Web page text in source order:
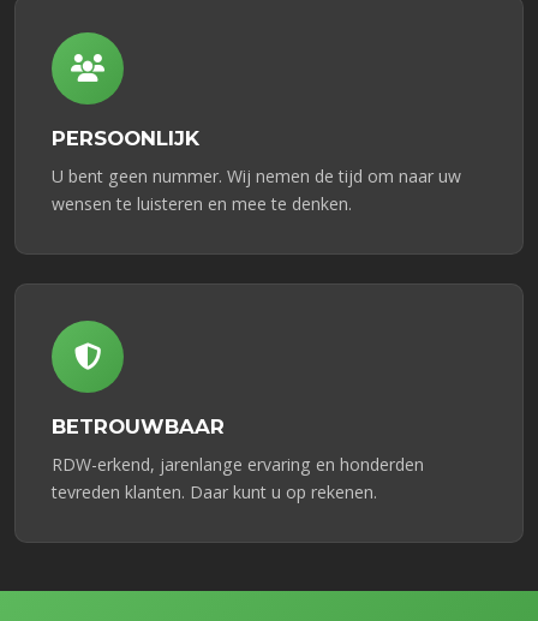
PERSOONLIJK
U bent geen nummer. Wij nemen de tijd om naar uw
wensen te luisteren en mee te denken.
BETROUWBAAR
RDW-erkend, jarenlange ervaring en honderden
tevreden klanten. Daar kunt u op rekenen.